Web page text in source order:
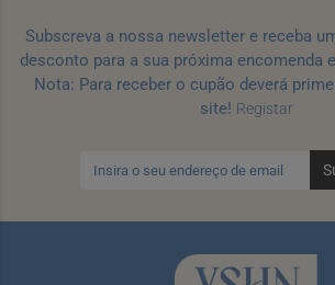
Subscreva a nossa newsletter e receba
desconto para a sua próxima encomenda
Nota: Para receber o cupão deverá
site! Registar